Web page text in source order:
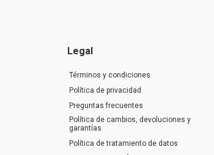
Legal
Términos y condiciones
Política de privacidad
Preguntas frecuentes
Política de cambios, devoluciones y
garantías
Política de tratamiento de datos